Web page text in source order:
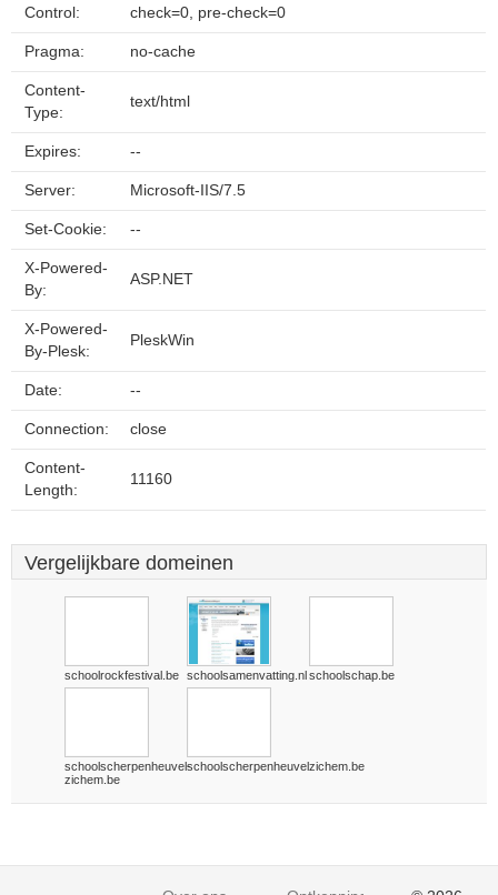
Control:
check=0, pre-check=0
Pragma: no-cache
Content-
Type:
text/html
Expires: --
Server: Microsoft-IIS/7.5
Set-Cookie: --
X-Powered-
By:
ASP.NET
X-Powered-
By-Plesk:
PleskWin
Date: --
Connection: close
Content-
Length:
11160
Vergelijkbare domeinen
schoolrockfestival.be schoolsamenvatting.nlschoolschap.be
schoolscherpenheuvel-
zichem.be
schoolscherpenheuvelzichem.be